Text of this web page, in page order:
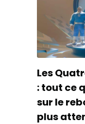
Les
: tout ce
sur le
plus